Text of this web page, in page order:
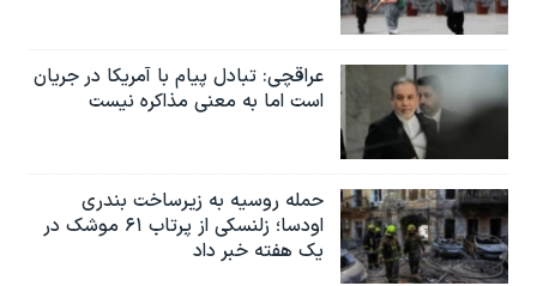
عراقچی: تبادل پیام با آمریکا در جریان
است اما به معنی مذاکره نیست
حمله روسیه به زیرساخت بندری
اودسا؛ زلنسکی از پرتاب ۶۱ موشک در
یک هفته خبر داد